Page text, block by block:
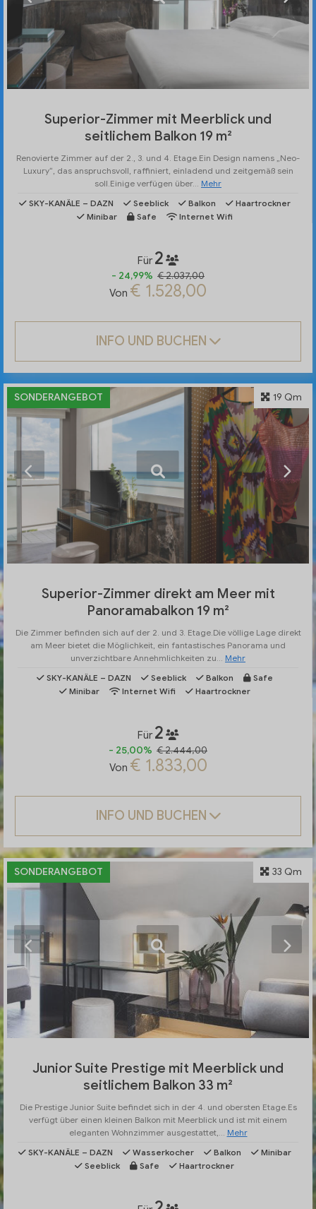
Superior-Zimmer mit Meerblick und
seitlichem Balkon 19 m²
Renovierte Zimmer auf der 2., 3. und 4. Etage.Ein Design namens „Neo-
Luxury“, das anspruchsvoll, raffiniert, einladend und zeitgemäß sein
soll.Einige verfügen über... Mehr
SKY-KANÄLE – DAZN
Seeblick Balkon
Haartrockner
Minibar
Safe Internet Wifi
Für2
- 24,99% € 2.037,00
Von € 1.528,00
INFO UND BUCHEN
19 Qm
SONDERANGEBOT
Superior-Zimmer direkt am Meer mit
Panoramabalkon 19 m²
Die Zimmer befinden sich auf der 2. und 3. Etage.Die völlige Lage direkt
am Meer bietet die Möglichkeit, ein fantastisches Panorama und
unverzichtbare Annehmlichkeiten zu... Mehr
SKY-KANÄLE – DAZN
Seeblick Balkon
Safe
Minibar
Internet Wifi Haartrockner
Für2
- 25,00% € 2.444,00
Von € 1.833,00
INFO UND BUCHEN
33 Qm
SONDERANGEBOT
Junior Suite Prestige mit Meerblick und
seitlichem Balkon 33 m²
Die Prestige Junior Suite befindet sich in der 4. und obersten Etage.Es
verfügt über einen kleinen Balkon mit Meerblick und ist mit einem
eleganten Wohnzimmer ausgestattet,... Mehr
SKY-KANÄLE – DAZN
Wasserkocher Balkon
Minibar
Seeblick
Safe Haartrockner